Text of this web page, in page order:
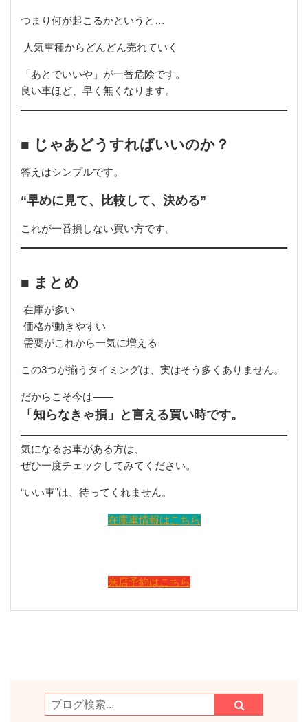
つまり何が起こるかというと…
人気車種からどんどん売れていく
「あとでいいや」が一番危険です。
良い車ほど、早く無くなります。
■ じゃあどうすればいいのか？
答えはシンプルです。
“早めに見て、比較して、決める”
これが一番損しない買い方です。
■ まとめ
在庫が多い
価格が動きやすい
需要がこれから一気に増える
この3つが揃うタイミングは、実はそう多くありません。
だからこそ今は——
「知らなきゃ損」と言える買い時です。
気になるお車がある方は、
ぜひ一度チェックしてみてください。
“いい車”は、待ってくれません。
在庫車情報はこちら
来店予約はこちら